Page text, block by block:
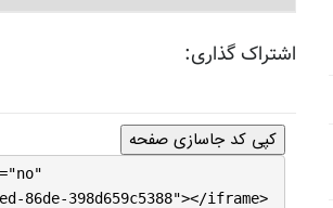
اشتراک گذاری:
کپی کد جاسازی صفحه
86de-398d659c5388"></iframe>